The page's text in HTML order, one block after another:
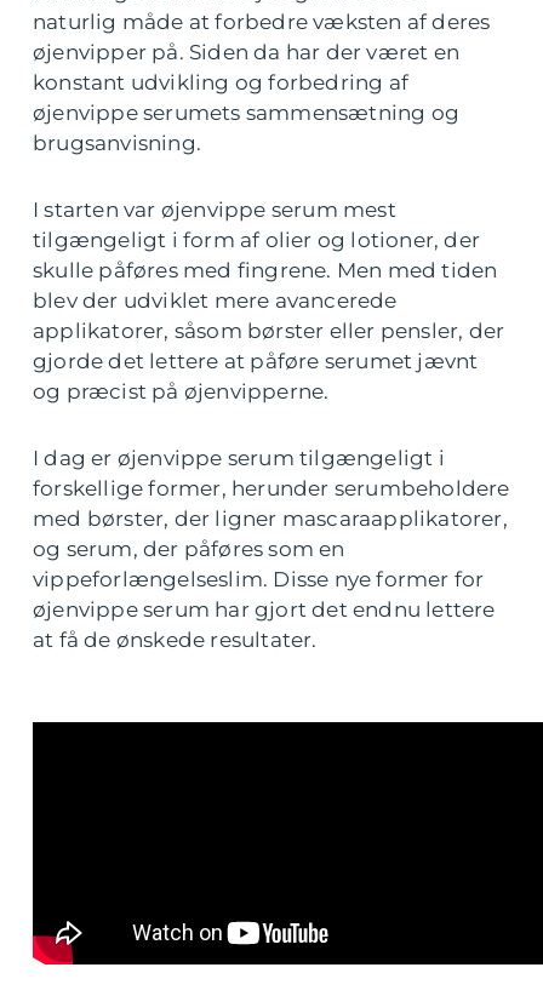
naturlig måde at forbedre væksten af deres
øjenvipper på. Siden da har der været en
konstant udvikling og forbedring af
øjenvippe serumets sammensætning og
brugsanvisning.
I starten var øjenvippe serum mest
tilgængeligt i form af olier og lotioner, der
skulle påføres med fingrene. Men med tiden
blev der udviklet mere avancerede
applikatorer, såsom børster eller pensler, der
gjorde det lettere at påføre serumet jævnt
og præcist på øjenvipperne.
I dag er øjenvippe serum tilgængeligt i
forskellige former, herunder serumbeholdere
med børster, der ligner mascaraapplikatorer,
og serum, der påføres som en
vippeforlængelseslim. Disse nye former for
øjenvippe serum har gjort det endnu lettere
at få de ønskede resultater.